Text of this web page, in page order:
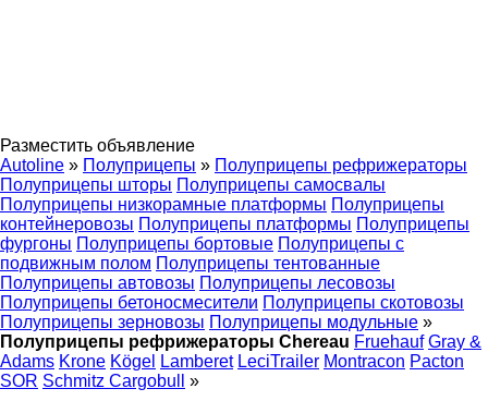
Разместить объявление
Autoline » Полуприцепы » Полуприцепы рефрижераторы
Полуприцепы шторы Полуприцепы самосвалы
Полуприцепы низкорамные платформы Полуприцепы
контейнеровозы Полуприцепы платформы Полуприцепы
фургоны Полуприцепы бортовые Полуприцепы с
подвижным полом Полуприцепы тентованные
Полуприцепы автовозы Полуприцепы лесовозы
Полуприцепы бетоносмесители Полуприцепы скотовозы
Полуприцепы зерновозы Полуприцепы модульные »
Полуприцепы рефрижераторы Chereau Fruehauf Gray &
Adams Krone Kögel Lamberet LeciTrailer Montracon Pacton
SOR Schmitz Cargobull »